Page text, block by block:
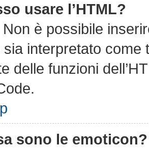
usare l’HTML?
Non è possibile
sia interpretato come
delle funzioni
sono le emoticon?